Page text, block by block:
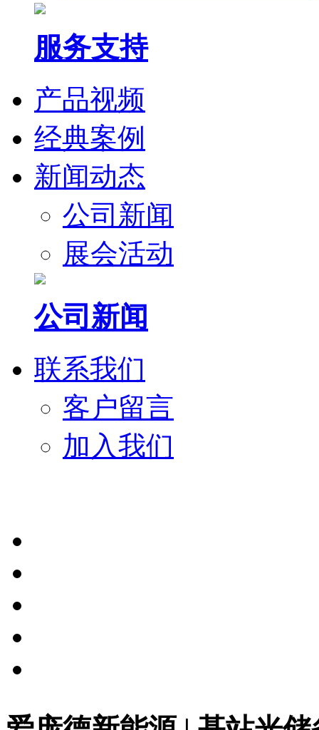
服务支持
产品视频
经典案例
新闻动态
公司新闻
展会活动
公司新闻
联系我们
客户留言
加入我们